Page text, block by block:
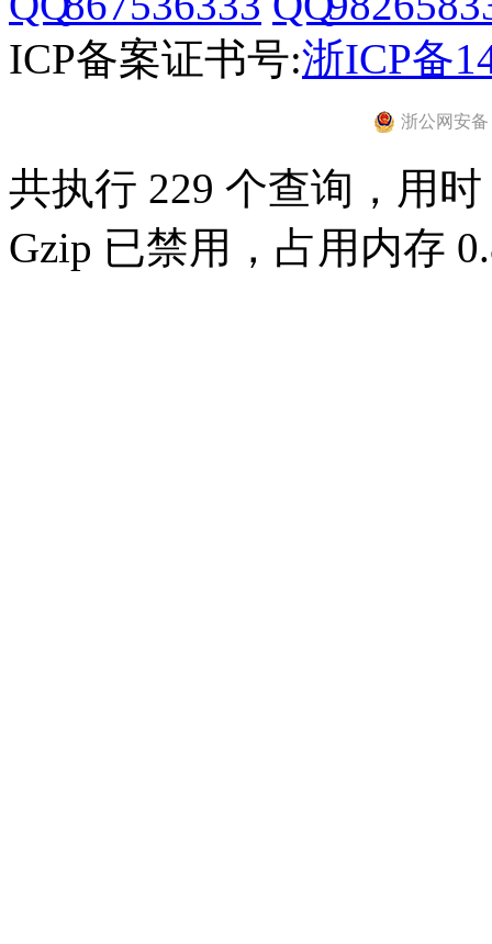
ICP备案证书号:浙ICP备
浙公网安备
共执行 229 个查询，用
Gzip 已禁用，占用内存